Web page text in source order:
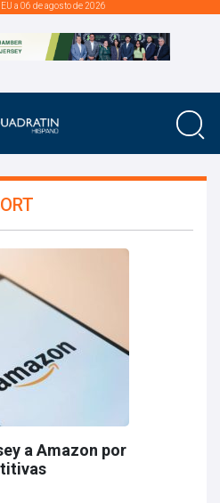
EU a 06 de agosto de 2026
a Amazon por